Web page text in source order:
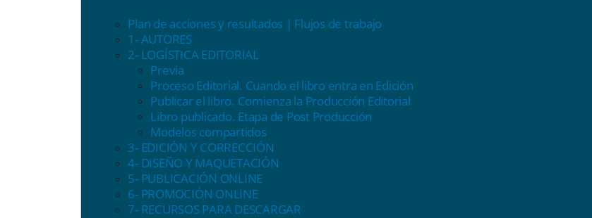
Plan de acciones y resultados | Flujos de trabajo
1- AUTORES
2- LOGÍSTICA EDITORIAL
Previa
Proceso Editorial. Cuando el libro entra en Edición
Publicar el libro. Comienza la Producción Editorial
Libro publicado. Etapa de Post Producción
Modelos compartidos
3- EDICIÓN Y CORRECCIÓN
4- DISEÑO Y MAQUETACIÓN
5- PUBLICACIÓN ONLINE
6- PROMOCIÓN ONLINE
7- RECURSOS PARA DESCARGAR